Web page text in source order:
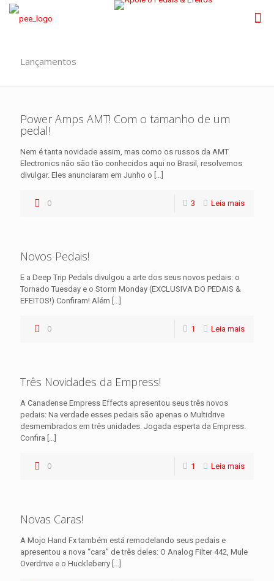
Lançamentos
Power Amps AMT! Com o tamanho de um
pedal!
Nem é tanta novidade assim, mas como os russos da AMT
Electronics não são tão conhecidos aqui no Brasil, resolvemos
divulgar. Eles anunciaram em Junho o […]
0 3 Leia mais
Novos Pedais!
E a Deep Trip Pedals divulgou a arte dos seus novos pedais: o
Tornado Tuesday e o Storm Monday (EXCLUSIVA DO PEDAIS &
EFEITOS!) Confiram! Além […]
0 1 Leia mais
Três Novidades da Empress!
A Canadense Empress Effects apresentou seus três novos
pedais: Na verdade esses pedais são apenas o Multidrive
desmembrados em três unidades. Jogada esperta da Empress.
Confira […]
0 1 Leia mais
Novas Caras!
A Mojo Hand Fx também está remodelando seus pedais e
apresentou a nova “cara” de três deles: O Analog Filter 442, Mule
Overdrive e o Huckleberry […]